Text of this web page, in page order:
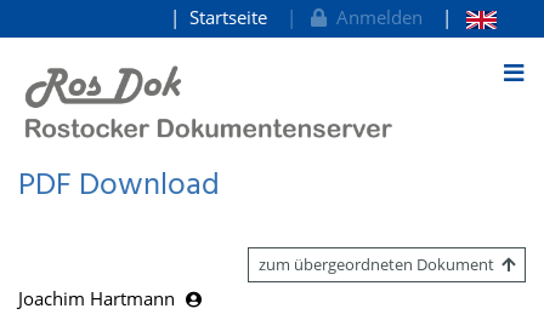
zum Inhalt
Startseite Anmelden
PDF Download
zum übergeordneten Dokument
Joachim Hartmann